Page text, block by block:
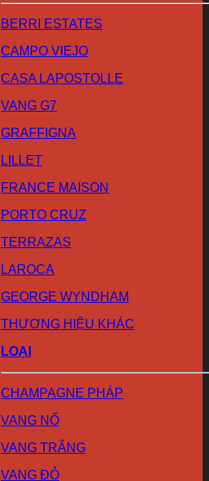
BERRI ESTATES
CAMPO VIEJO
CASA LAPOSTOLLE
VANG G7
GRAFFIGNA
LILLET
FRANCE MAISON
PORTO CRUZ
TERRAZAS
LAROCA
GEORGE WYNDHAM
THƯƠNG HIỆU KHÁC
LOẠI
CHAMPAGNE PHÁP
VANG NỔ
VANG TRẮNG
VANG ĐỎ